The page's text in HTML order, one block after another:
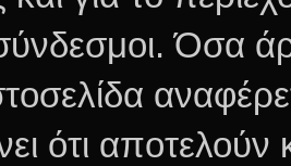
Όσα
ότι